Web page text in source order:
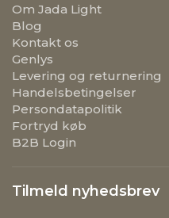
Om Jada Light
Blog
Kontakt os
Genlys
Levering og returnering
Handelsbetingelser
Persondatapolitik
Fortryd køb
B2B Login
Tilmeld nyhedsbrev